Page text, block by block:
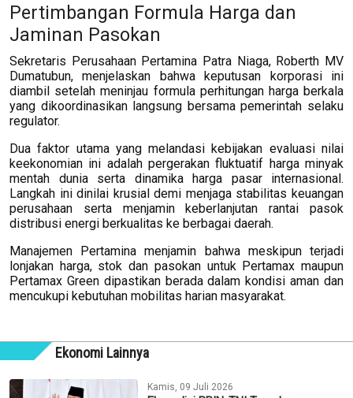
Pertimbangan Formula Harga dan
Jaminan Pasokan
Sekretaris Perusahaan Pertamina Patra Niaga, Roberth MV
Dumatubun, menjelaskan bahwa keputusan korporasi ini
diambil setelah meninjau formula perhitungan harga berkala
yang dikoordinasikan langsung bersama pemerintah selaku
regulator.
Dua faktor utama yang melandasi kebijakan evaluasi nilai
keekonomian ini adalah pergerakan fluktuatif harga minyak
mentah dunia serta dinamika harga pasar internasional.
Langkah ini dinilai krusial demi menjaga stabilitas keuangan
perusahaan serta menjamin keberlanjutan rantai pasok
distribusi energi berkualitas ke berbagai daerah.
Manajemen Pertamina menjamin bahwa meskipun terjadi
lonjakan harga, stok dan pasokan untuk Pertamax maupun
Pertamax Green dipastikan berada dalam kondisi aman dan
mencukupi kebutuhan mobilitas harian masyarakat.
Ekonomi Lainnya
Kamis, 09 Juli 2026